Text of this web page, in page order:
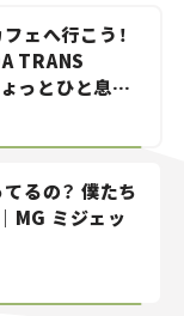
ェへ行こう！
TRANS
っとひと息。
ルマでどうす
るの？ 僕たち
MG ミジェッ